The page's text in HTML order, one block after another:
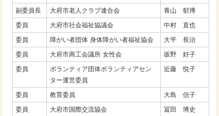
副委員長
大府市老人クラブ連合会
青山 郁博
委員
大府市社会福祉協議会
中村 直也
委員
障がい者団体 身体障がい者福祉協会
大平 長治
委員
大府市商工会議所 女性会
坂野 好子
委員
ボランティア団体ボランティアセン
ター運営委員
近藤 悦子
委員 教育委員
大島 信子
委員
大府市国際交流協会
冨田 博史